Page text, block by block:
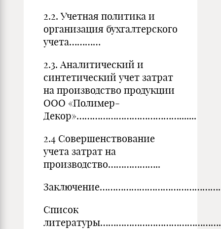
2.2. Учетная политика и
организация бухгалтерского
учета…………
2.3. Аналитический и
синтетический учет затрат
на производство продукции
ООО «Полимер-
Декор»………………………………….......
2.4 Совершенствование
учета затрат на
производство………………..
Список